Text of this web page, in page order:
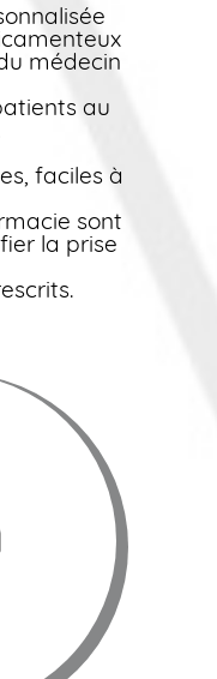
médecin
au
faciles à
sont
la prise